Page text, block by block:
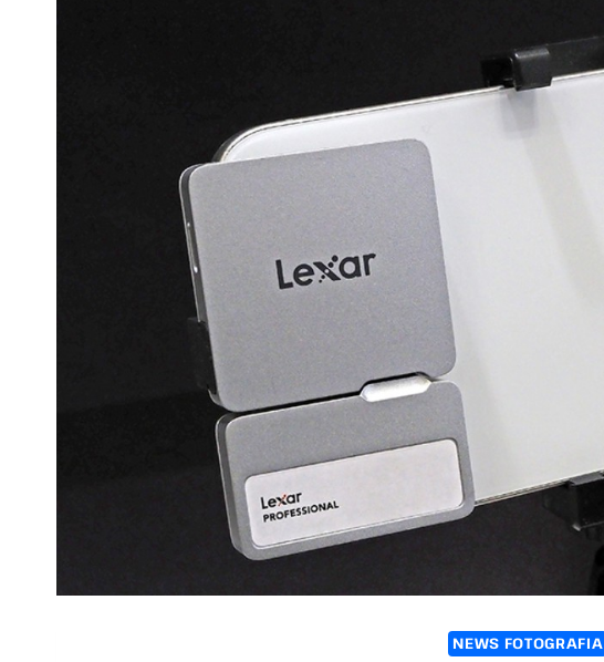
NEWS FOTOGRAFIA